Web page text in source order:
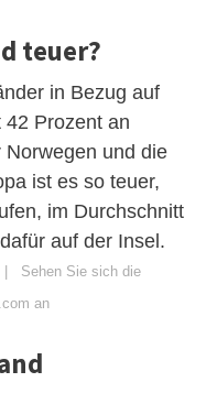
teuer?
in Bezug auf
Prozent an
und die
ist es so teuer,
im Durchschnitt
auf der Insel.
| Sehen Sie sich die
an